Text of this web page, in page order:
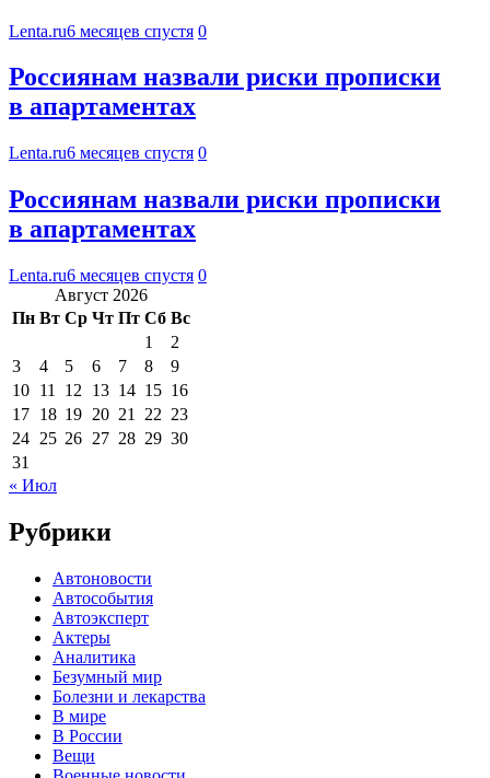
Lenta.ru6 месяцев спустя 0
Россиянам назвали риски прописки
в апартаментах
Lenta.ru6 месяцев спустя 0
Россиянам назвали риски прописки
в апартаментах
Lenta.ru6 месяцев спустя 0
Август 2026
Пн Вт Ср Чт Пт Сб Вс
1
2
3
4 5 6 7 8
9
10 11 12 13 14 15 16
17 18 19 20 21 22 23
24 25 26 27 28 29 30
31
« Июл
Рубрики
Автоновости
Автособытия
Автоэксперт
Актеры
Аналитика
Безумный мир
Болезни и лекарства
В мире
В России
Вещи